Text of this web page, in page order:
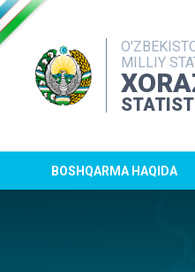
MILLIY
BOSHQARMA HAQIDA